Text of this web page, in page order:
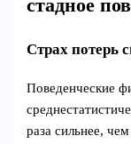
стадное
Страх потерь
Поведенческие
раза сильнее,